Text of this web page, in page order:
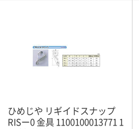
ひめじや リギイドスナップ
RISー0 金具 1100100013771 1